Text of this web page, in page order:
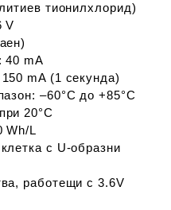
тионилхлорид)
V
40 mA
150 mA (1 секунда)
–60°C до +85°C
20°C
Wh/L
с U‑образни
работещи с 3.6V